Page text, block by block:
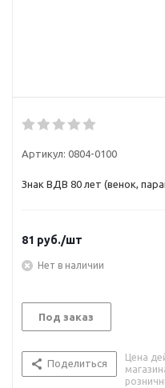
Артикул: 0804-0100
Знак ВДВ 80 лет (венок,
81 руб./шт
Нет в наличии
Под заказ
Поделиться
Цена